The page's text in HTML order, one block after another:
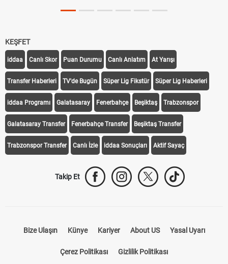
KEŞFET
iddaa Canlı Skor Puan Durumu Canlı Anlatım At Yarışı
Transfer Haberleri TV'de Bugün Süper Lig Fikstür Süper Lig Haberleri
iddaa Programı Galatasaray Fenerbahçe Beşiktaş Trabzonspor
Galatasaray Transfer Fenerbahçe Transfer Beşiktaş Transfer
Trabzonspor Transfer Canlı İzle iddaa Sonuçları Aktif Sayaç
Takip Et
Bize Ulaşın Künye Kariyer About US Yasal Uyarı
Çerez Politikası Gizlilik Politikası